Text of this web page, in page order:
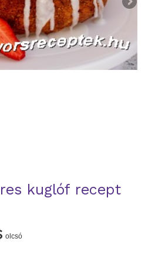
kuglóf recept
olcsó